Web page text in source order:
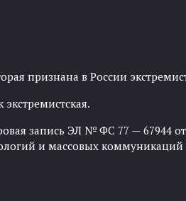
признана в России
запись ЭЛ № ФС 77 — 67944 от
и массовых коммуникаций